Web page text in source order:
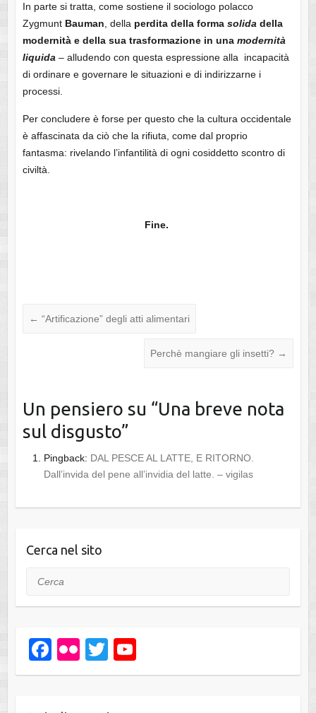
In parte si tratta, come sostiene il sociologo polacco
Zygmunt Bauman, della perdita della forma solidadella
modernità e della sua trasformazione in una modernità
liquida– alludendo con questa espressione alla incapacità
di ordinare e governare le situazioni e di indirizzarne i
processi.
Per concludere è forse per questo che la cultura occidentale
è affascinata da ciò che la rifiuta, come dal proprio
fantasma: rivelando l’infantilità di ogni cosiddetto scontro di
civiltà.
Fine.
← “Artificazione” degli atti alimentari
Perchè mangiare gli insetti? →
Un pensiero su “Una breve nota
sul disgusto”
Pingback: DAL PESCE AL LATTE, E RITORNO.
Dall’invida del pene all’invidia del latte. – vigilas
Cerca nel sito
Cerca
F
a
Fl
ic
T
wi o